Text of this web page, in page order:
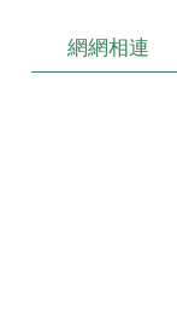
網網相連